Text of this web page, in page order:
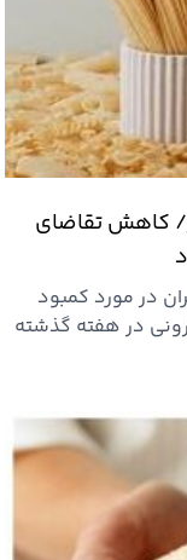
کاهش تقاضای
در مورد کمبود
در هفته گذشته